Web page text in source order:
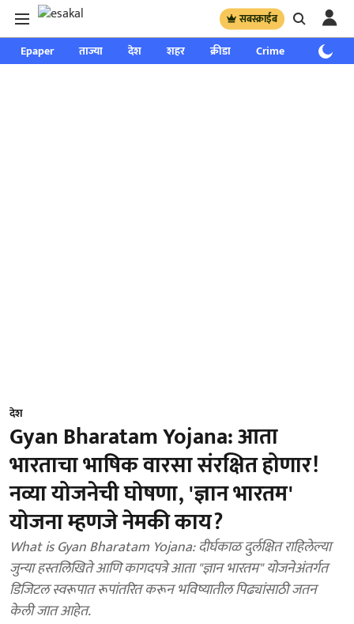
सबस्क्राईब
Epaper ताज्या देश शहर क्रीडा Crime साप्ताहिक
देश
Gyan Bharatam Yojana: आता
भारताचा भाषिक वारसा संरक्षित होणार!
नव्या योजनेची घोषणा, 'ज्ञान भारतम'
योजना म्हणजे नेमकी काय?
What is Gyan Bharatam Yojana: दीर्घकाळ दुर्लक्षित राहिलेल्या
जुन्या हस्तलिखिते आणि कागदपत्रे आता "ज्ञान भारतम" योजनेअंतर्गत
डिजिटल स्वरूपात रूपांतरित करून भविष्यातील पिढ्यांसाठी जतन
केली जात आहेत.